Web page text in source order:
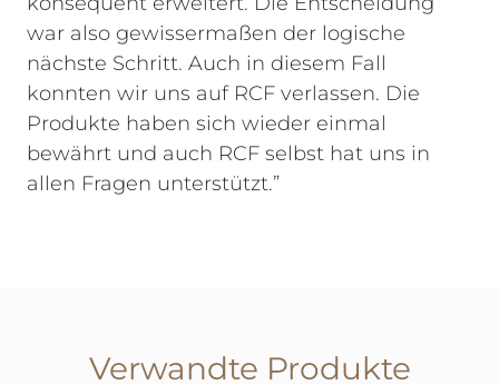
war also gewissermaßen der logische
nächste Schritt. Auch in diesem Fall
konnten wir uns auf RCF verlassen. Die
Produkte haben sich wieder einmal
bewährt und auch RCF selbst hat uns in
allen Fragen unterstützt.”
Verwandte Produkte